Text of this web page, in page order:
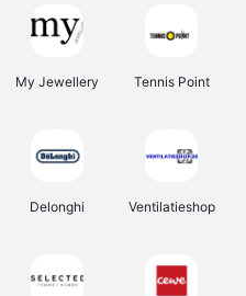
My Jewellery Tennis Point
Delonghi Ventilatieshop